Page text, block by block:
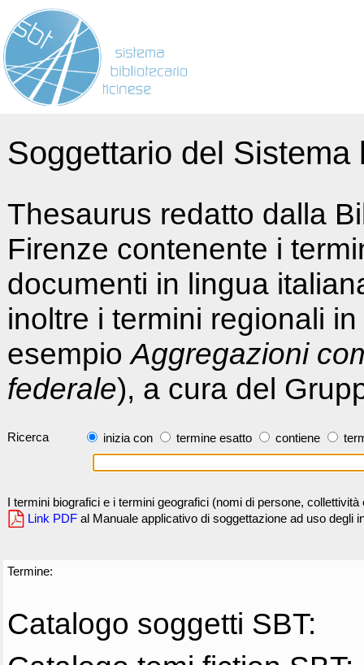
Soggettario del
Thesaurus redatto dalla
Firenze contenente i
documenti in lingua
inoltre i termini regionali
esempioAggregazioni
federale), a cura del
Ricerca inizia con termine esatto contiene
I termini biografici e i termini geografici (nomi di persone,
Link PDF al Manuale applicativo di soggettazione ad uso degli
Termine:
Catalogo soggetti SBT: